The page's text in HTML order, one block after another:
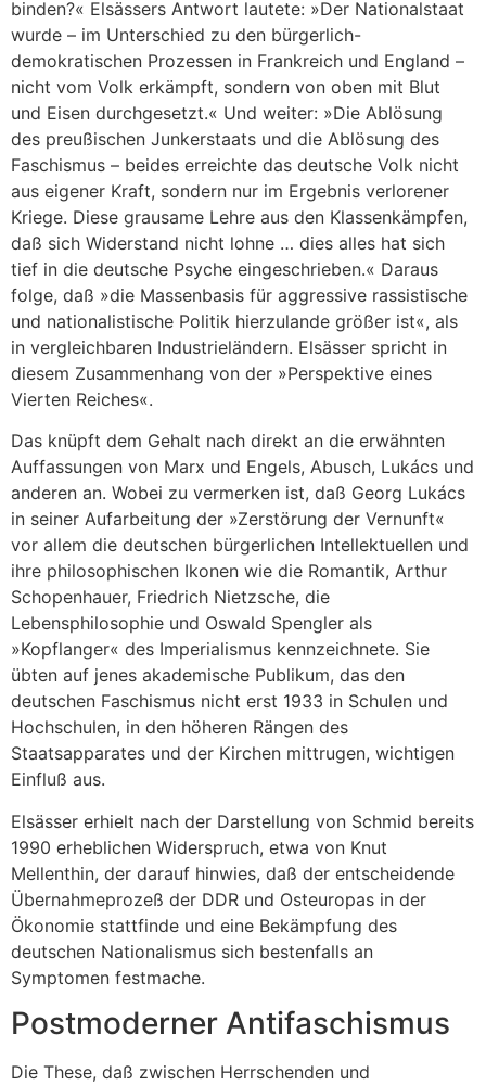
binden?« Elsässers Antwort lautete: »Der Nationalstaat
wurde – im Unterschied zu den bürgerlich-
demokratischen Prozessen in Frankreich und England –
nicht vom Volk erkämpft, sondern von oben mit Blut
und Eisen durchgesetzt.« Und weiter: »Die Ablösung
des preußischen Junkerstaats und die Ablösung des
Faschismus – beides erreichte das deutsche Volk nicht
aus eigener Kraft, sondern nur im Ergebnis verlorener
Kriege. Diese grausame Lehre aus den Klassenkämpfen,
daß sich Widerstand nicht lohne … dies alles hat sich
tief in die deutsche Psyche eingeschrieben.« Daraus
folge, daß »die Massenbasis für aggressive rassistische
und nationalistische Politik hierzulande größer ist«, als
in vergleichbaren Industrieländern. Elsässer spricht in
diesem Zusammenhang von der »Perspektive eines
Vierten Reiches«.
Das knüpft dem Gehalt nach direkt an die erwähnten
Auffassungen von Marx und Engels, Abusch, Lukács und
anderen an. Wobei zu vermerken ist, daß Georg Lukács
in seiner Aufarbeitung der »Zerstörung der Vernunft«
vor allem die deutschen bürgerlichen Intellektuellen und
ihre philosophischen Ikonen wie die Romantik, Arthur
Schopenhauer, Friedrich Nietzsche, die
Lebensphilosophie und Oswald Spengler als
»Kopflanger« des Imperialismus kennzeichnete. Sie
übten auf jenes akademische Publikum, das den
deutschen Faschismus nicht erst 1933 in Schulen und
Hochschulen, in den höheren Rängen des
Staatsapparates und der Kirchen mittrugen, wichtigen
Einfluß aus.
Elsässer erhielt nach der Darstellung von Schmid bereits
1990 erheblichen Widerspruch, etwa von Knut
Mellenthin, der darauf hinwies, daß der entscheidende
Übernahmeprozeß der DDR und Osteuropas in der
Ökonomie stattfinde und eine Bekämpfung des
deutschen Nationalismus sich bestenfalls an
Symptomen festmache.
Postmoderner Antifaschismus
Die These, daß zwischen Herrschenden und